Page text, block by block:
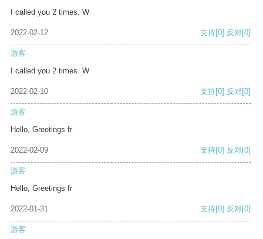
I called you 2 times. W
2022-02-12 支持[0] 反对[0]
游客
I called you 2 times. W
2022-02-10 支持[0] 反对[0]
游客
Hello, Greetings fr
2022-02-09 支持[0] 反对[0]
游客
Hello, Greetings fr
2022-01-31 支持[0] 反对[0]
游客